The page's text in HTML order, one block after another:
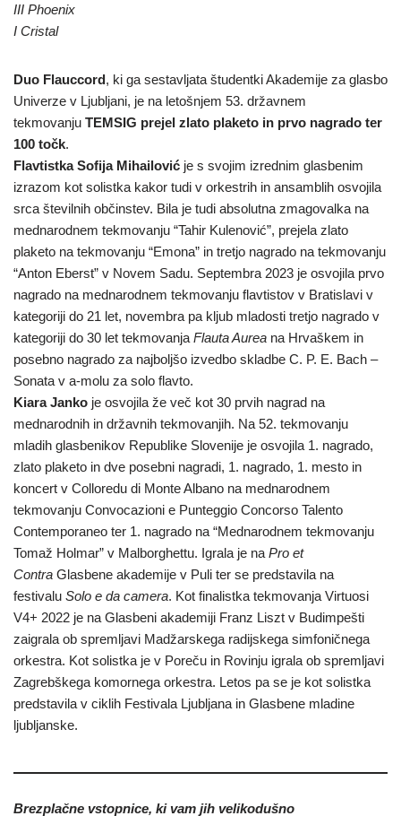
III Phoenix
I Cristal
Duo Flauccord, ki ga sestavljata študentki Akademije za glasbo
Univerze v Ljubljani, je na letošnjem 53. državnem
tekmovanju TEMSIG prejel zlato plaketo in prvo nagrado ter
100 točk.
Flavtistka Sofija Mihailović je s svojim izrednim glasbenim
izrazom kot solistka kakor tudi v orkestrih in ansamblih osvojila
srca številnih občinstev. Bila je tudi absolutna zmagovalka na
mednarodnem tekmovanju “Tahir Kulenović”, prejela zlato
plaketo na tekmovanju “Emona” in tretjo nagrado na tekmovanju
“Anton Eberst” v Novem Sadu. Septembra 2023 je osvojila prvo
nagrado na mednarodnem tekmovanju flavtistov v Bratislavi v
kategoriji do 21 let, novembra pa kljub mladosti tretjo nagrado v
kategoriji do 30 let tekmovanja Flauta Aurea na Hrvaškem in
posebno nagrado za najboljšo izvedbo skladbe C. P. E. Bach –
Sonata v a-molu za solo flavto.
Kiara Janko je osvojila že več kot 30 prvih nagrad na
mednarodnih in državnih tekmovanjih. Na 52. tekmovanju
mladih glasbenikov Republike Slovenije je osvojila 1. nagrado,
zlato plaketo in dve posebni nagradi, 1. nagrado, 1. mesto in
koncert v Colloredu di Monte Albano na mednarodnem
tekmovanju Convocazioni e Punteggio Concorso Talento
Contemporaneo ter 1. nagrado na “Mednarodnem tekmovanju
Tomaž Holmar” v Malborghettu. Igrala je na Pro et
Contra Glasbene akademije v Puli ter se predstavila na
festivalu Solo e da camera. Kot finalistka tekmovanja Virtuosi
V4+ 2022 je na Glasbeni akademiji Franz Liszt v Budimpešti
zaigrala ob spremljavi Madžarskega radijskega simfoničnega
orkestra. Kot solistka je v Poreču in Rovinju igrala ob spremljavi
Zagrebškega komornega orkestra. Letos pa se je kot solistka
predstavila v ciklih Festivala Ljubljana in Glasbene mladine
ljubljanske.
Brezplačne vstopnice, ki vam jih velikodušno